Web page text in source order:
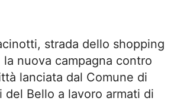
strada dello shopping
nuova campagna contro
lanciata dal Comune di
del Bello a lavoro armati di